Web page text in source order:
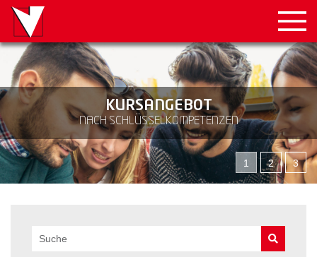
KURSANGEBOT
NACH SCHLÜSSELKOMPETENZEN
1 2 3